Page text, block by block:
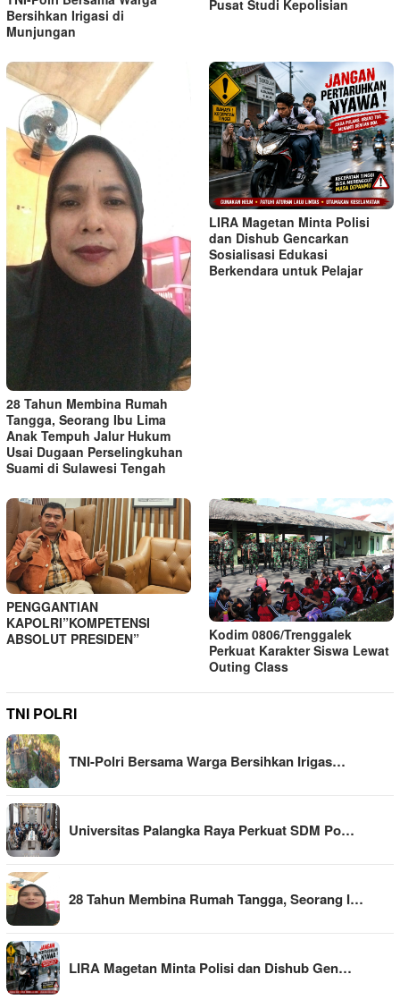
Bersihkan Irigasi di
Munjungan
Pusat Studi Kepolisian
28 Tahun Membina Rumah
Tangga, Seorang Ibu Lima
Anak Tempuh Jalur Hukum
Usai Dugaan Perselingkuhan
Suami di Sulawesi Tengah
LIRA Magetan Minta Polisi
dan Dishub Gencarkan
Sosialisasi Edukasi
Berkendara untuk Pelajar
PENGGANTIAN
KAPOLRI”KOMPETENSI
ABSOLUT PRESIDEN”
Kodim 0806/Trenggalek
Perkuat Karakter Siswa Lewat
Outing Class
TNI POLRI
TNI-Polri Bersama Warga Bersihkan Irigas…
Universitas Palangka Raya Perkuat SDM Po…
28 Tahun Membina Rumah Tangga, Seorang I…
LIRA Magetan Minta Polisi dan Dishub Gen…